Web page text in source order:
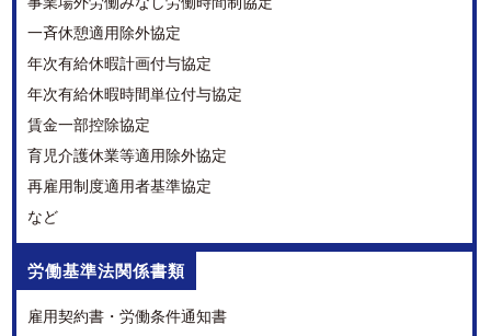
一斉休憩適用除外協定
年次有給休暇計画付与協定
年次有給休暇時間単位付与協定
賃金一部控除協定
育児介護休業等適用除外協定
再雇用制度適用者基準協定
など
労働基準法関係書類
雇用契約書・労働条件通知書